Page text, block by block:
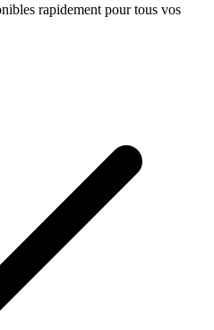
rapidement pour tous vos